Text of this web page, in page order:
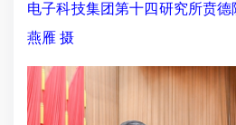
电子科技集团第十四研究所贲
燕雁 摄